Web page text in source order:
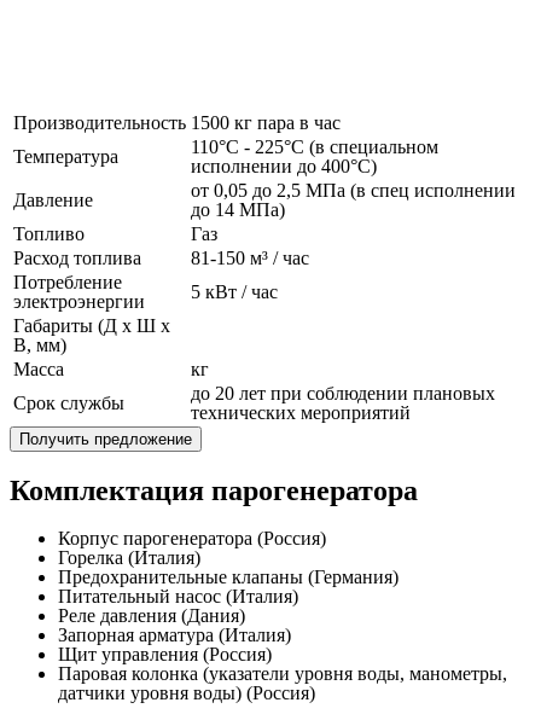
Производительность 1500 кг пара в час
Температура
110°C - 225°C (в специальном
исполнении до 400°C)
Давление
от 0,05 до 2,5 МПа (в спец исполнении
до 14 МПа)
Топливо
Газ
Расход топлива
81-150 м³ / час
Потребление
электроэнергии
5 кВт / час
Габариты (Д x Ш x
В, мм)
Масса
кг
Срок службы
до 20 лет при соблюдении плановых
технических мероприятий
Получить предложение
Комплектация парогенератора
Корпус парогенератора (Россия)
Горелка (Италия)
Предохранительные клапаны (Германия)
Питательный насос (Италия)
Реле давления (Дания)
Запорная арматура (Италия)
Щит управления (Россия)
Паровая колонка (указатели уровня воды, манометры,
датчики уровня воды) (Россия)